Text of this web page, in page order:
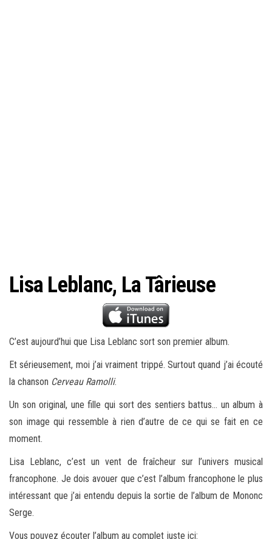
Lisa Leblanc, La Târieuse
C’est aujourd’hui que Lisa Leblanc sort son premier album.
Et sérieusement, moi j’ai vraiment trippé. Surtout quand j’ai écouté
la chanson Cerveau Ramolli.
Un son original, une fille qui sort des sentiers battus… un album à
son image qui ressemble à rien d’autre de ce qui se fait en ce
moment.
Lisa Leblanc, c’est un vent de fraîcheur sur l’univers musical
francophone. Je dois avouer que c’est l’album francophone le plus
intéressant que j’ai entendu depuis la sortie de l’album de Mononc
Serge.
Vous pouvez écouter l’album au complet juste ici: